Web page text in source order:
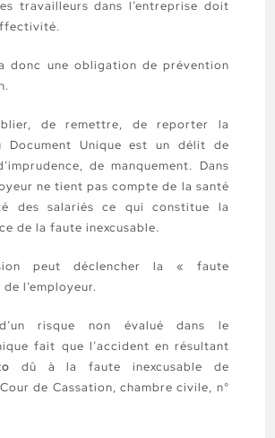
travailleurs dans l’entreprise doit
a donc une obligation de prévention
de remettre, de reporter la
Document Unique est un délit de
de manquement. Dans
ne tient pas compte de la santé
des salariés ce qui constitue la
de la faute inexcusable.
peut déclencher la « faute
l’employeur.
d’un risque non évalué dans le
fait que l’accident en résultant
dû à la faute inexcusable de
de Cassation, chambre civile, n°